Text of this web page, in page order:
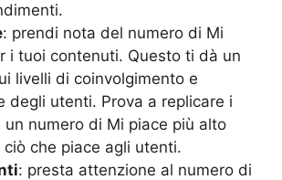
: prendi nota del numero di Mi
i tuoi contenuti. Questo ti dà un
livelli di coinvolgimento e
degli utenti. Prova a replicare i
un numero di Mi piace più alto
ciò che piace agli utenti.
: presta attenzione al numero di